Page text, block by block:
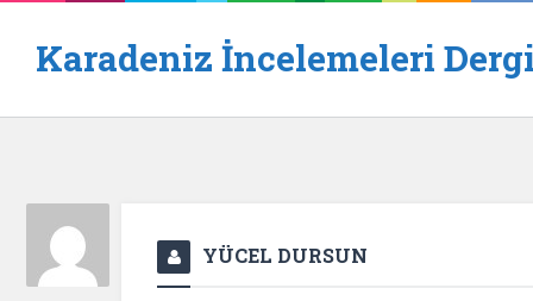
Karadeniz İncelemeleri
YÜCEL DURSUN